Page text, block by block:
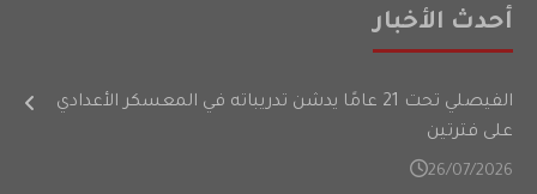
أحدث الأخبار
الفيصلي تحت 21 عامًا يدشن تدريباته في المعسكر الأعدادي
على فترتين
26/07/2026